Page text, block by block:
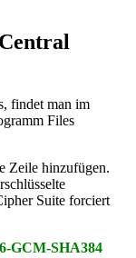
findet man im
Files
Zeile hinzufügen.
Suite forciert
GCM-SHA384